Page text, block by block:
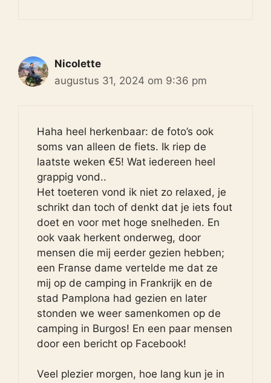
Nicolette
augustus 31, 2024 om 9:36 pm
Haha heel herkenbaar: de foto’s ook
soms van alleen de fiets. Ik riep de
laatste weken €5! Wat iedereen heel
grappig vond..
Het toeteren vond ik niet zo relaxed, je
schrikt dan toch of denkt dat je iets fout
doet en voor met hoge snelheden. En
ook vaak herkent onderweg, door
mensen die mij eerder gezien hebben;
een Franse dame vertelde me dat ze
mij op de camping in Frankrijk en de
stad Pamplona had gezien en later
stonden we weer samenkomen op de
camping in Burgos! En een paar mensen
door een bericht op Facebook!
Veel plezier morgen, hoe lang kun je in